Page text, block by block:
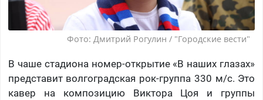
Фото: Дмитрий Рогулин / "Городские вести"
В чаше стадиона номер-открытие «В наших глазах»
представит волгоградская рок-группа 330 м/с. Это
кавер на композицию Виктора Цоя и группы